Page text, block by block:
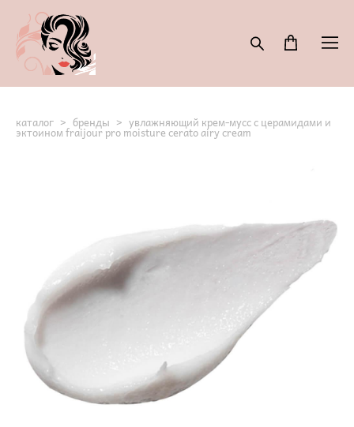
каталог > бренды > увлажняющий крем-мусс с церамидами и
эктоином fraijour pro moisture cerato airy cream